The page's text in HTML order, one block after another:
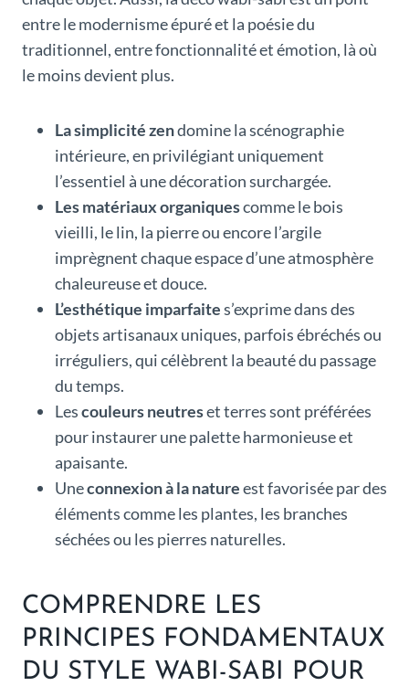
entre le modernisme épuré et la poésie du
traditionnel, entre fonctionnalité et émotion, là où
le moins devient plus.
La simplicité zendomine la scénographie
intérieure, en privilégiant uniquement
l’essentiel à une décoration surchargée.
Les matériaux organiquescomme le bois
vieilli, le lin, la pierre ou encore l’argile
imprègnent chaque espace d’une atmosphère
chaleureuse et douce.
L’esthétique imparfaites’exprime dans des
objets artisanaux uniques, parfois ébréchés ou
irréguliers, qui célèbrent la beauté du passage
du temps.
Lescouleurs neutreset terres sont préférées
pour instaurer une palette harmonieuse et
apaisante.
Uneconnexion à la natureest favorisée par des
éléments comme les plantes, les branches
séchées ou les pierres naturelles.
COMPRENDRE LES
PRINCIPES FONDAMENTAUX
DU STYLE WABI-SABI POUR